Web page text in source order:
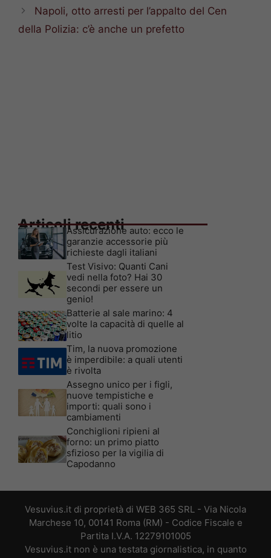
Napoli, otto arresti per l’appalto del Cen
della Polizia: c’è anche un prefetto
Articoli recenti
Assicurazione auto: ecco le
garanzie accessorie più
richieste dagli italiani
Test Visivo: Quanti Cani
vedi nella foto? Hai 30
secondi per essere un
genio!
Batterie al sale marino: 4
volte la capacità di quelle al
litio
Tim, la nuova promozione
è imperdibile: a quali utenti
è rivolta
Assegno unico per i figli,
nuove tempistiche e
importi: quali sono i
cambiamenti
Conchiglioni ripieni al
forno: un primo piatto
sfizioso per la vigilia di
Capodanno
Vesuvius.it di proprietà di WEB 365 SRL - Via Nicola
Marchese 10, 00141 Roma (RM) - Codice Fiscale e
Partita I.V.A. 12279101005
Vesuvius.it non è una testata giornalistica, in quanto